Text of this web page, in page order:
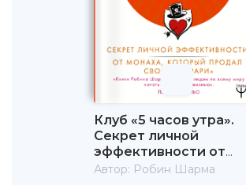
Клуб «5 часов утра».
Секрет личной
эффективности от
монаха, который
Автор: Робин Шарма